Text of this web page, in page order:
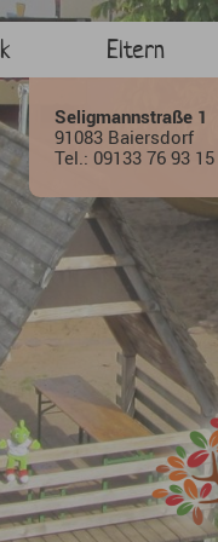
Eltern
Seligmannstraße 1
91083 Baiersdorf
Tel.: 09133 76 93 15